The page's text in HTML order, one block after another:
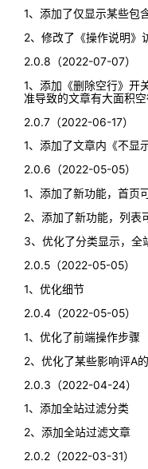
1、添加了仅显示某些包
2、修改了《操作说明》
2.0.8（2022-07-07）
1、添加《删除空行》开
准导致的文章有大面积空
2.0.7（2022-06-17）
1、添加了文章内《不显
2.0.6（2022-05-05）
1、添加了新功能，首页
2、添加了新功能，列表
3、优化了分类显示，全
2.0.5（2022-05-05）
1、优化细节
2.0.4（2022-05-05）
1、优化了前端操作步骤
2、优化了某些影响评A的
2.0.3（2022-04-24）
1、添加全站过滤分类
2、添加全站过滤文章
2.0.2（2022-03-31）